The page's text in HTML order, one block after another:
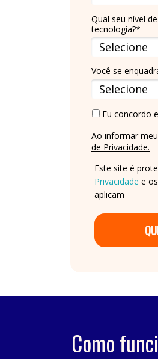
Qual seu nível
tecnologia?*
Você se
Eu concordo
Ao informar
de Privacidade.
Este site é
Privacidade e os
aplicam
Como